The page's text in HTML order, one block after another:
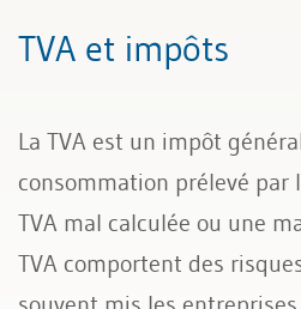
TVA et impôts
TVA et impôts
La TVA est un impôt
consommation prélevé par
TVA mal calculée ou une
TVA comportent des